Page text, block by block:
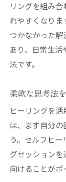
リングを組み
れやすくなり
つかなかった
あり、日常生
法です。
柔軟な思考法
ヒーリングを
は、まず自分
う。セルフヒ
グセッション
向けることがポ